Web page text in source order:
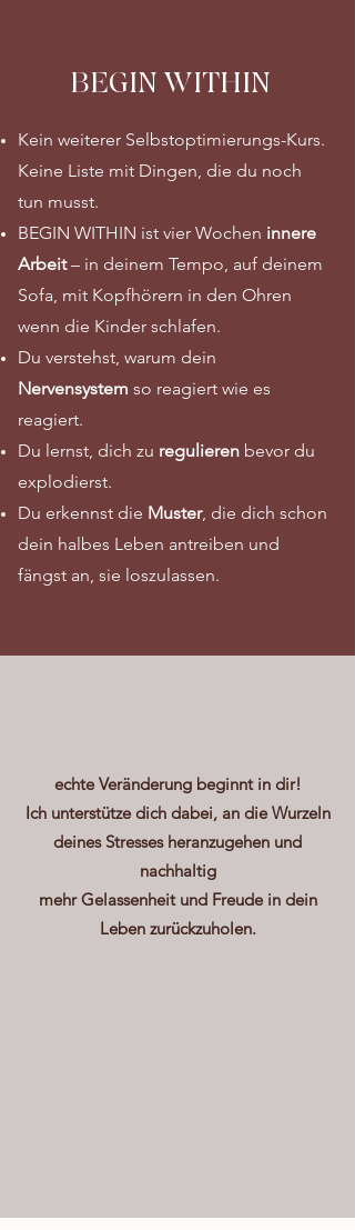
BEGIN WITHIN
Kein weiterer Selbstoptimierungs-Kurs.
Keine Liste mit Dingen, die du noch
tun musst.
BEGIN WITHIN ist vier Wochen innere
Arbeit– in deinem Tempo, auf deinem
Sofa, mit Kopfhörern in den Ohren
wenn die Kinder schlafen.
Du verstehst, warum dein
Nervensystem so reagiert wie es
reagiert.
Du lernst, dich zu regulieren bevor du
explodierst.
Du erkennst die Muster, die dich schon
dein halbes Leben antreiben und
fängst an, sie loszulassen.
echte Veränderung beginnt in dir!
Ich unterstütze dich dabei, an die Wurzeln
deines Stresses heranzugehen und
nachhaltig
mehr Gelassenheit und Freude in dein
Leben zurückzuholen.